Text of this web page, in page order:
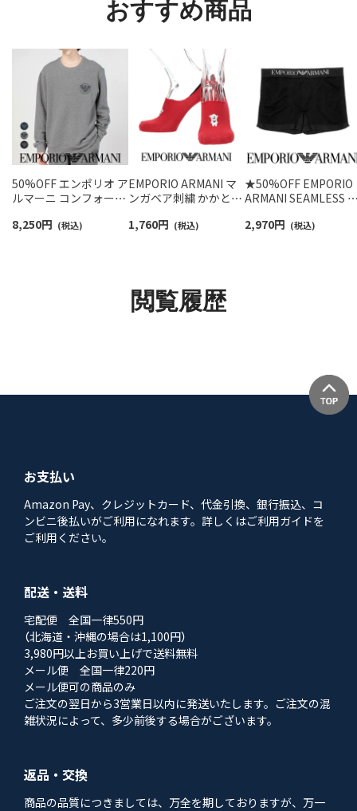
おすすめ商品
50%OFF エンポリオ ア
ルマーニ コンフォート
ェット トレーナー EU
8,250円 (税込)
EMPORIO ARMANI マ
ンガベア刺繍 かかと滑
ー メンズ 02322371
1,760円 (税込)
★50%OFF EMPORIO
ARMANI SEAMLESS
ツ 前閉じ EUサイズ メ
2,970円 (税込)
閲覧履歴
お支払い
Amazon Pay、クレジットカード、代金引換、銀行振込、コ
ンビニ後払いがご利用になれます。詳しくはご利用ガイドを
ご利用ください。
配送・送料
宅配便 全国一律550円
（北海道・沖縄の場合は1,100円）
3,980円以上お買い上げで送料無料
メール便 全国一律220円
メール便可の商品のみ
ご注文の翌日から3営業日以内に発送いたします。ご注文の混
雑状況によって、多少前後する場合がございます。
返品・交換
商品の品質につきましては、万全を期しておりますが、万一